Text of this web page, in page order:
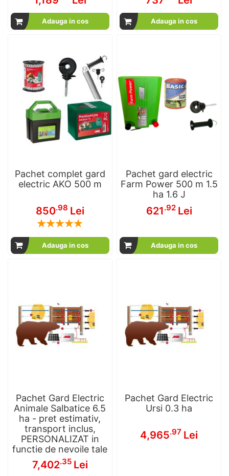
Adauga in cos Adauga in cos
Pachet complet gard
electric AKO 500 m
850.98 Lei
Rating:
Adauga in cos
Pachet gard electric
Farm Power 500 m 1.5
ha 1.6 J
621.92 Lei
Adauga in cos
Pachet Gard Electric
Animale Salbatice 6.5
ha - pret estimativ,
transport inclus,
PERSONALIZAT in
functie de nevoile tale
7,402.35 Lei
Pachet Gard Electric
Ursi 0.3 ha
4,965.97 Lei